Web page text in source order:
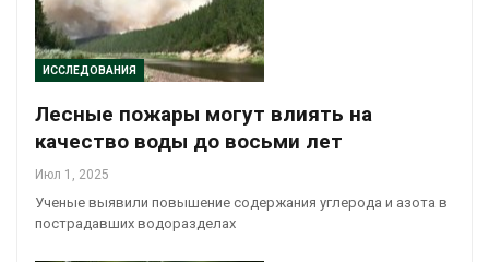
ИССЛЕДОВАНИЯ
Лесные пожары могут влиять на
качество воды до восьми лет
Июл 1, 2025
Ученые выявили повышение содержания углерода и азота в
пострадавших водоразделах